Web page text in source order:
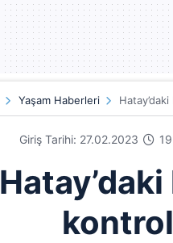
Yaşam Haberleri
Giriş Tarihi: 27.02.2023
kontrol